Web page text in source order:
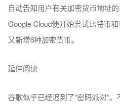
自动告知用户有关加密货币地址
Google Cloud便开始尝试比特币
又新增6种加密货币。
延伸阅读
谷歌似乎已经迟到了“密码派对”